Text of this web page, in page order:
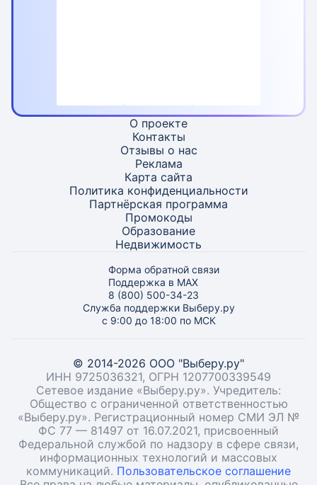
О проекте
Контакты
Отзывы о нас
Реклама
Карта сайта
Политика конфиденциальности
Партнёрская программа
Промокоды
Образование
Недвижимость
Форма обратной связи
Поддержка в MAX
8 (800) 500-34-23
Служба поддержки Выберу.ру
с 9:00 до 18:00 по МСК
© 2014-2026 ООО "Выберу.ру"
ИНН 9725036321, ОГРН 1207700339549
Сетевое издание «Выберу.ру». Учредитель:
Общество с ограниченной ответственностью
«Выберу.ру». Регистрационный номер СМИ ЭЛ №
ФС 77 — 81497 от 16.07.2021, присвоенный
Федеральной службой по надзору в сфере связи,
информационных технологий и массовых
коммуникаций. Пользовательское соглашение